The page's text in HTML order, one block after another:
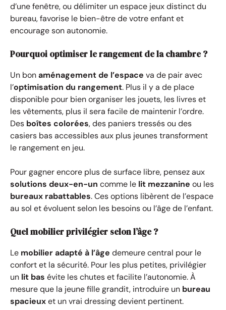
d’une fenêtre, ou délimiter un espace jeux distinct du
bureau, favorise le bien-être de votre enfant et
encourage son autonomie.
Pourquoi optimiser le rangement de la chambre ?
Un bonaménagement de l’espace va de pair avec
l’optimisation du rangement. Plus il y a de place
disponible pour bien organiser les jouets, les livres et
les vêtements, plus il sera facile de maintenir l’ordre.
Des boîtes colorées, des paniers tressés ou des
casiers bas accessibles aux plus jeunes transforment
le rangement en jeu.
Pour gagner encore plus de surface libre, pensez aux
solutions deux-en-un comme le lit mezzanine ou les
bureaux rabattables. Ces options libèrent de l’espace
au sol et évoluent selon les besoins ou l’âge de l’enfant.
Quel mobilier privilégier selon l’âge ?
Le mobilier adapté à l’âge demeure central pour le
confort et la sécurité. Pour les plus petites, privilégier
un lit bas évite les chutes et facilite l’autonomie. À
mesure que la jeune fille grandit, introduire un bureau
spacieuxet un vrai dressing devient pertinent.